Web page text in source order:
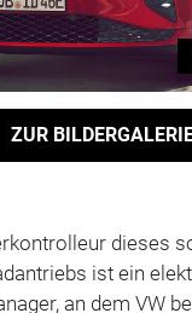
ZUR
dieses
ist ein
an dem VW